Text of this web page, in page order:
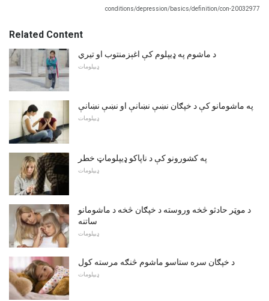
conditions/depression/basics/definition/con-20032977
Related Content
د ماشوم په ډیپلوم کې اغېزمنتوب او تیري
ډیپلومات
په ماشومانو کې د خپګان نښې نښانې او نښې نښانې
ډیپلومات
په کشورونو کې د ناپاکو ډیپلوماټ خطر
ډیپلومات
د موټر حادثو څخه وروسته د خپګان څخه د ماشومانو
ساتنه
ډیپلومات
د خپګان سره ستاسو ماشوم څنګه مرسته کول
ډیپلومات